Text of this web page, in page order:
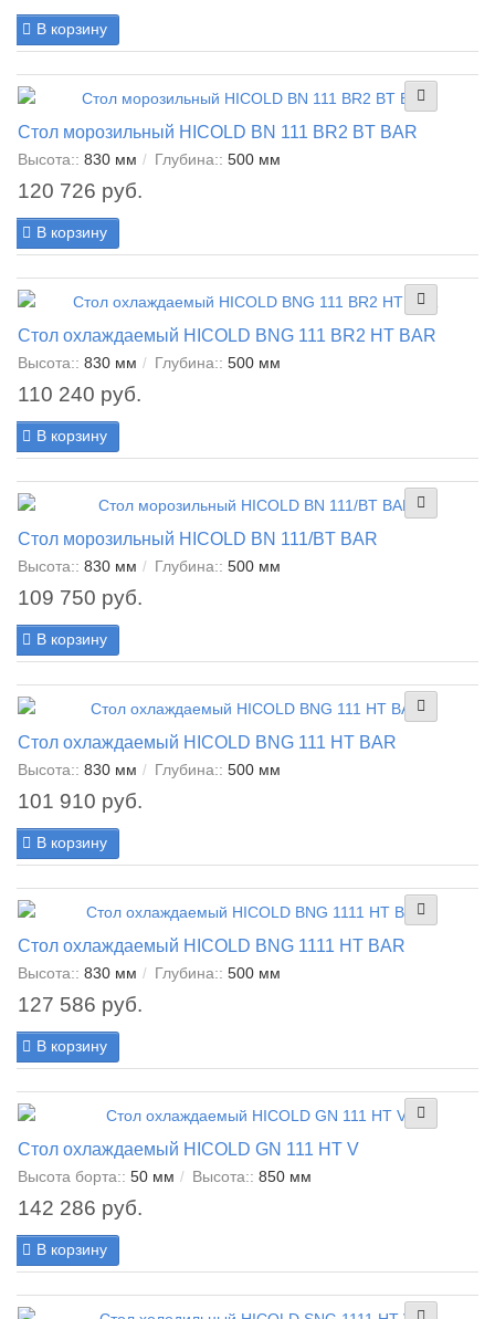
В корзину
Стол морозильный HICOLD BN 111 BR2 BT BAR
Высота:: 830 мм Глубина:: 500 мм
120 726 руб.
В корзину
Стол охлаждаемый HICOLD BNG 111 BR2 HT BAR
Высота:: 830 мм Глубина:: 500 мм
110 240 руб.
В корзину
Стол морозильный HICOLD BN 111/BT BAR
Высота:: 830 мм Глубина:: 500 мм
109 750 руб.
В корзину
Стол охлаждаемый HICOLD BNG 111 HT BAR
Высота:: 830 мм Глубина:: 500 мм
101 910 руб.
В корзину
Стол охлаждаемый HICOLD BNG 1111 HT BAR
Высота:: 830 мм Глубина:: 500 мм
127 586 руб.
В корзину
Стол охлаждаемый HICOLD GN 111 HT V
Высота борта:: 50 мм Высота:: 850 мм
142 286 руб.
В корзину